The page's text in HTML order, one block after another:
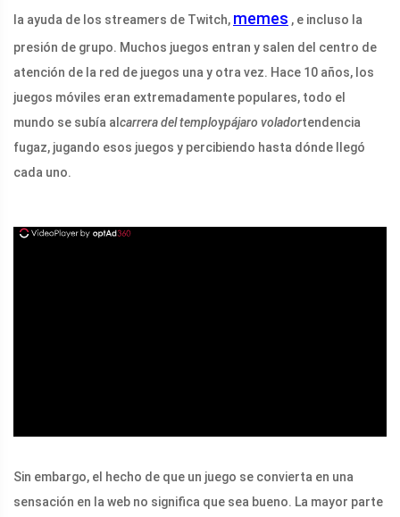
la ayuda de los streamers de Twitch, memes , e incluso la
presión de grupo. Muchos juegos entran y salen del centro de
atención de la red de juegos una y otra vez. Hace 10 años, los
juegos móviles eran extremadamente populares, todo el
mundo se subía al carrera del temploypájaro voladortendencia
fugaz, jugando esos juegos y percibiendo hasta dónde llegó
cada uno.
Sin embargo, el hecho de que un juego se convierta en una
sensación en la web no significa que sea bueno. La mayor parte